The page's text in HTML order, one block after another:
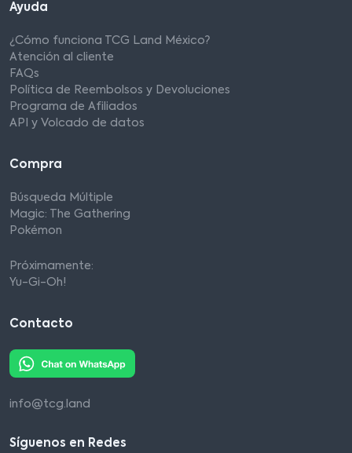
Ayuda
¿Cómo funciona TCG Land México?
Atención al cliente
FAQs
Política de Reembolsos y Devoluciones
Programa de Afiliados
API y Volcado de datos
Compra
Búsqueda Múltiple
Magic: The Gathering
Pokémon
Próximamente:
Yu-Gi-Oh!
Contacto
info@tcg.land
Síguenos en Redes